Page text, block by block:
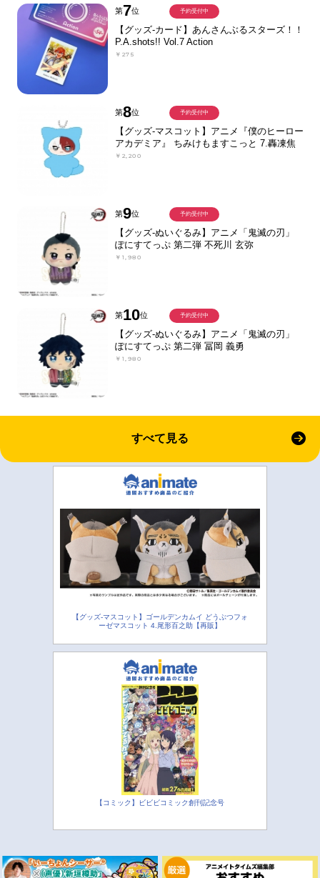
第7位
【グッズ-カード】あんさんぶるスターズ！！
P.A.shots!! Vol.7 Action
￥275
予約受付中
第8位
【グッズ-マスコット】アニメ『僕のヒーロー
アカデミア』 ちみけもますこっと 7.轟凍焦
￥2,200
予約受付中
第9位
【グッズ-ぬいぐるみ】アニメ「鬼滅の刃」
ぽにすてっぷ 第二弾 不死川 玄弥
￥1,980
予約受付中
第10位
【グッズ-ぬいぐるみ】アニメ「鬼滅の刃」
ぽにすてっぷ 第二弾 冨岡 義勇
￥1,980
予約受付中
すべて見る
【グッズ-マスコット】ゴールデンカムイ どうぶつフォ
ーゼマスコット 4.尾形百之助【再販】
【コミック】ビビビコミック創刊記念号